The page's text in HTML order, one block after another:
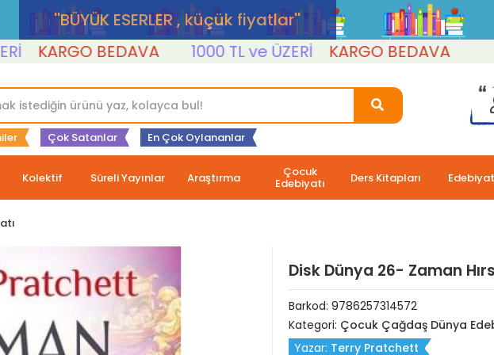
''BÜYÜK ESERLER , küçük fiyatlar''
BEDAVA 1000 TL ve ÜZERİ KARGO BEDAVA
Çok Satanlar En Çok Oylananlar
Kolektif Süreli Yayınlar Araştırma Çocuk
Edebiyatı Ders Kitapları Edebiyat
Disk Dünya 26- Zaman
Barkod: 9786257314572
Kategori: Çocuk Çağdaş Dünya
Yazar: Terry Pratchett